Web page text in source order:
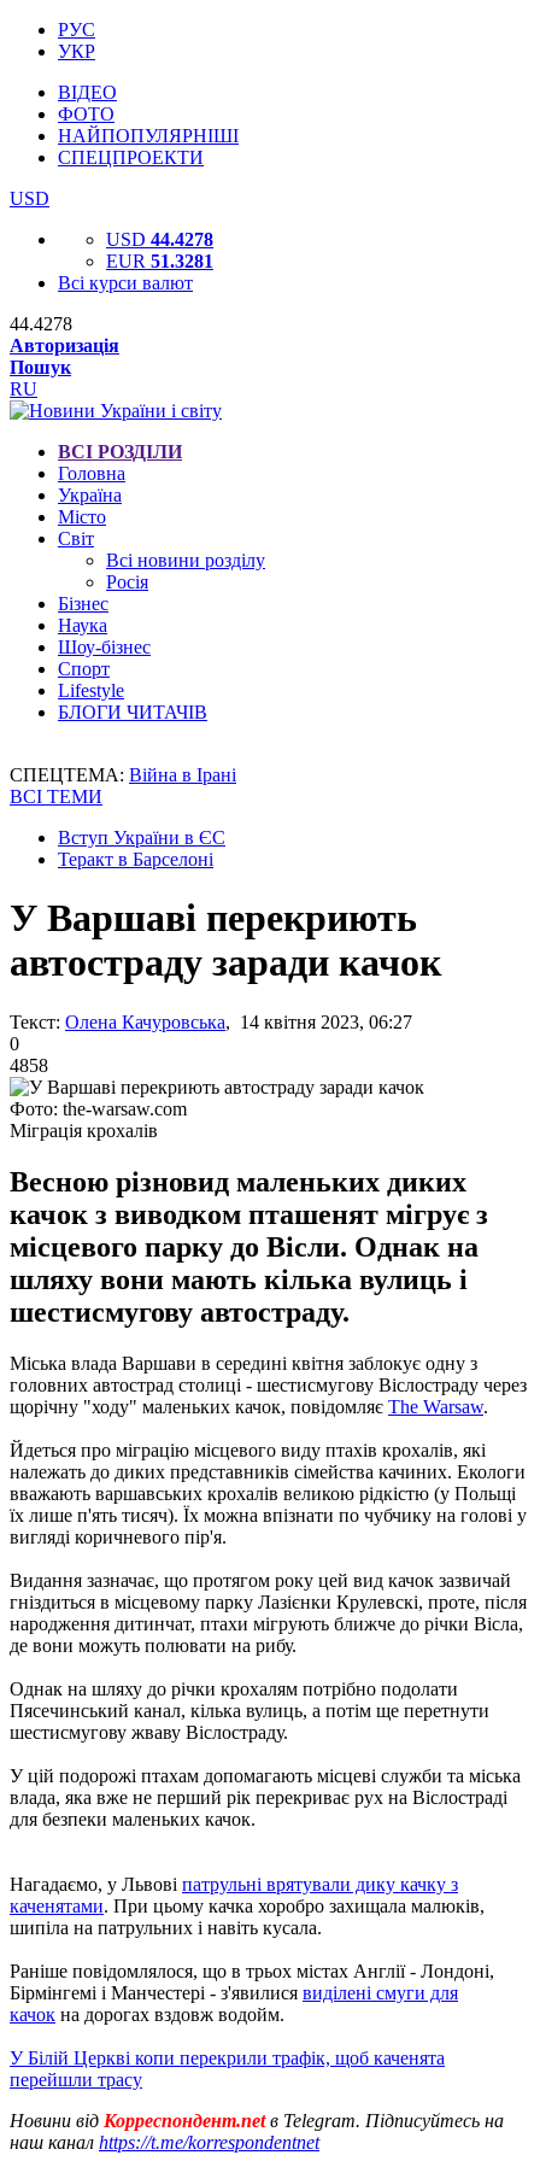
РУС
УКР
ВІДЕО
ФОТО
НАЙПОПУЛЯРНІШІ
СПЕЦПРОЕКТИ
USD
USD 44.4278
EUR 51.3281
Всі курси валют
44.4278
Авторизація
Пошук
RU
ВСІ РОЗДІЛИ
Головна
Україна
Місто
Світ
Всі новини розділу
Росія
Бізнес
Наука
Шоу-бізнес
Спорт
Lifestyle
БЛОГИ ЧИТАЧІВ
СПЕЦТЕМА: Війна в Ірані
ВСІ ТЕМИ
Вступ України в ЄС
Теракт в Барселоні
У Варшаві перекриють
автостраду заради качок
Текст: Олена Качуровська, 14 квітня 2023, 06:27
0
4858
Фото: the-warsaw.com
Міграція крохалів
Весною різновид маленьких диких
качок з виводком пташенят мігрує з
місцевого парку до Вісли. Однак на
шляху вони мають кілька вулиць і
шестисмугову автостраду.
Міська влада Варшави в середині квітня заблокує одну з
головних автострад столиці - шестисмугову Віслостраду через
щорічну "ходу" маленьких качок, повідомляє The Warsaw.
Йдеться про міграцію місцевого виду птахів крохалів, які
належать до диких представників сімейства качиних. Екологи
вважають варшавських крохалів великою рідкістю (у Польщі
їх лише п'ять тисяч). Їх можна впізнати по чубчику на голові у
вигляді коричневого пір'я.
Видання зазначає, що протягом року цей вид качок зазвичай
гніздиться в місцевому парку Лазієнки Крулевскі, проте, після
народження дитинчат, птахи мігрують ближче до річки Вісла,
де вони можуть полювати на рибу.
Однак на шляху до річки крохалям потрібно подолати
Пясечинський канал, кілька вулиць, а потім ще перетнути
шестисмугову жваву Віслостраду.
У цій подорожі птахам допомагають місцеві служби та міська
влада, яка вже не перший рік перекриває рух на Віслостраді
для безпеки маленьких качок.
Нагадаємо, у Львові патрульні врятували дику качку з
каченятами. При цьому качка хоробро захищала малюків,
шипіла на патрульних і навіть кусала.
Раніше повідомлялося, що в трьох містах Англії - Лондоні,
Бірмінгемі і Манчестері - з'явилися виділені смуги для
качок на дорогах вздовж водойм.
У Білій Церкві копи перекрили трафік, щоб каченята
перейшли трасу
Новини від Корреспондент.netв Telegram. Підписуйтесь на
наш канал https://t.me/korrespondentnet